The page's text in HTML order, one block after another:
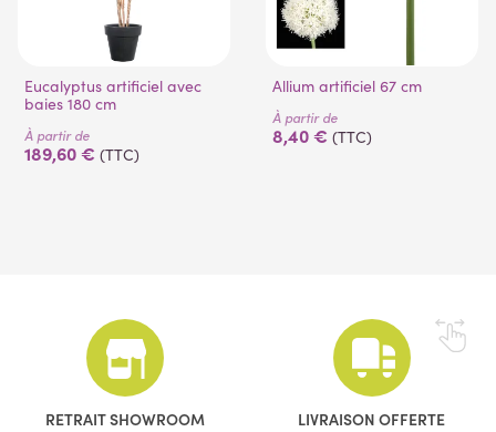
Eucalyptus artificiel avec
baies 180 cm
À partir de
189,60 € (TTC)
Allium artificiel 67 cm
À partir de
8,40 € (TTC)
RETRAIT SHOWROOM LIVRAISON OFFERTE